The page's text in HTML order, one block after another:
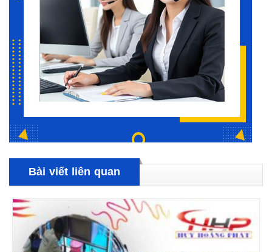
Bài viết liên quan